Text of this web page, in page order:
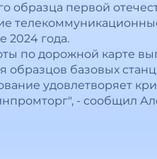
образца первой
2024 года.
по дорожной карте
базовых
удовлетворяет
- сообщил